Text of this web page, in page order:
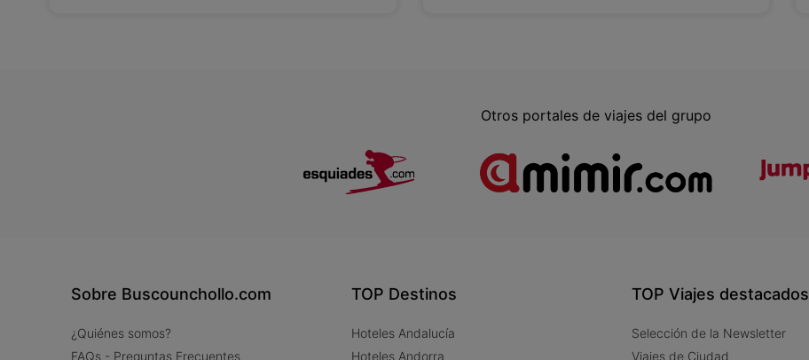
Otros portales de viajes del grupo
Sobre Buscounchollo.com
¿Quiénes somos?
FAQs - Preguntas Frecuentes
TOP Destinos
Hoteles Andalucía
Hoteles Andorra
TOP Viajes destacados
Selección de la Newsletter
Viajes de Ciudad